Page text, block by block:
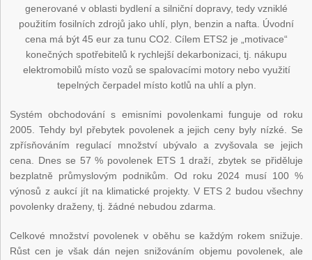
generované v oblasti bydlení a silniční dopravy, tedy vzniklé
použitím fosilních zdrojů jako uhlí, plyn, benzin a nafta. Úvodní
cena má být 45 eur za tunu CO2. Cílem ETS2 je „motivace“
konečných spotřebitelů k rychlejší dekarbonizaci, tj. nákupu
elektromobilů místo vozů se spalovacími motory nebo využití
tepelných čerpadel místo kotlů na uhlí a plyn.
Systém obchodování s emisními povolenkami funguje od roku
2005. Tehdy byl přebytek povolenek a jejich ceny byly nízké. Se
zpřísňováním regulací množství ubývalo a zvyšovala se jejich
cena. Dnes se 57 % povolenek ETS 1 draží, zbytek se přiděluje
bezplatně průmyslovým podnikům. Od roku 2024 musí 100 %
výnosů z aukcí jít na klimatické projekty. V ETS 2 budou všechny
povolenky draženy, tj. žádné nebudou zdarma.
Celkové množství povolenek v oběhu se každým rokem snižuje.
Růst cen je však dán nejen snižováním objemu povolenek, ale